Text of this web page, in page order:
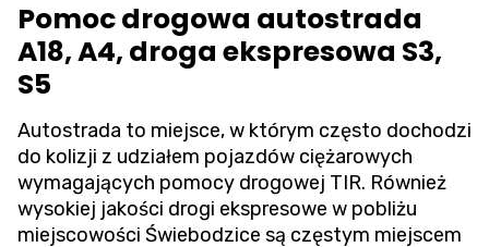
Pomoc drogowa autostrada
A18, A4, droga ekspresowa S3,
S5
Autostrada to miejsce, w którym często dochodzi
do kolizji z udziałem pojazdów ciężarowych
wymagających pomocy drogowej TIR. Również
wysokiej jakości drogi ekspresowe w pobliżu
miejscowości Świebodzice są częstym miejscem